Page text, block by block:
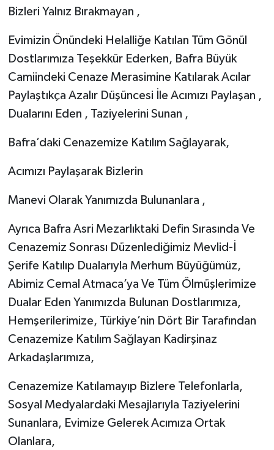
Bizleri Yalnız Bırakmayan ,
Evimizin Önündeki Helalliğe Katılan Tüm Gönül
Dostlarımıza Teşekkür Ederken, Bafra Büyük
Camiindeki Cenaze Merasimine Katılarak Acılar
Paylaştıkça Azalır Düşüncesi İle Acımızı Paylaşan ,
Dualarını Eden , Taziyelerini Sunan ,
Bafra’daki Cenazemize Katılım Sağlayarak,
Acımızı Paylaşarak Bizlerin
Manevi Olarak Yanımızda Bulunanlara ,
Ayrıca Bafra Asri Mezarlıktaki Defin Sırasında Ve
Cenazemiz Sonrası Düzenlediğimiz Mevlid-İ
Şerife Katılıp Dualarıyla Merhum Büyüğümüz,
Abimiz Cemal Atmaca’ya Ve Tüm Ölmüşlerimize
Dualar Eden Yanımızda Bulunan Dostlarımıza,
Hemşerilerimize, Türkiye’nin Dört Bir Tarafından
Cenazemize Katılım Sağlayan Kadirşinaz
Arkadaşlarımıza,
Cenazemize Katılamayıp Bizlere Telefonlarla,
Sosyal Medyalardaki Mesajlarıyla Taziyelerini
Sunanlara, Evimize Gelerek Acımıza Ortak
Olanlara,